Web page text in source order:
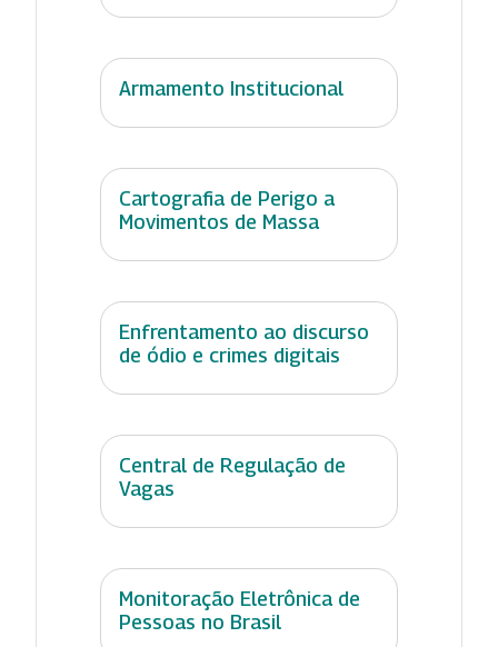
Armamento Institucional
Cartografia de Perigo a
Movimentos de Massa
Enfrentamento ao discurso
de ódio e crimes digitais
Central de Regulação de
Vagas
Monitoração Eletrônica de
Pessoas no Brasil